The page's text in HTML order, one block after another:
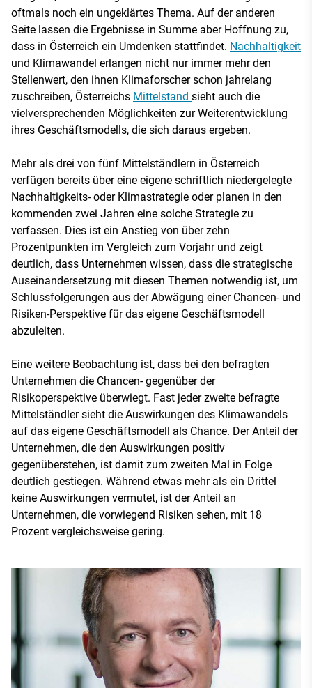
oftmals noch ein ungeklärtes Thema. Auf der anderen
Seite lassen die Ergebnisse in Summe aber Hoffnung zu,
dass in Österreich ein Umdenken stattfindet. Nachhaltigkeit
und Klimawandel erlangen nicht nur immer mehr den
Stellenwert, den ihnen Klimaforscher schon jahrelang
zuschreiben, Österreichs Mittelstand sieht auch die
vielversprechenden Möglichkeiten zur Weiterentwicklung
ihres Geschäftsmodells, die sich daraus ergeben.
Mehr als drei von fünf Mittelständlern in Österreich
verfügen bereits über eine eigene schriftlich niedergelegte
Nachhaltigkeits- oder Klimastrategie oder planen in den
kommenden zwei Jahren eine solche Strategie zu
verfassen. Dies ist ein Anstieg von über zehn
Prozentpunkten im Vergleich zum Vorjahr und zeigt
deutlich, dass Unternehmen wissen, dass die strategische
Auseinandersetzung mit diesen Themen notwendig ist, um
Schlussfolgerungen aus der Abwägung einer Chancen- und
Risiken-Perspektive für das eigene Geschäftsmodell
abzuleiten.
Eine weitere Beobachtung ist, dass bei den befragten
Unternehmen die Chancen- gegenüber der
Risikoperspektive überwiegt. Fast jeder zweite befragte
Mittelständler sieht die Auswirkungen des Klimawandels
auf das eigene Geschäftsmodell als Chance. Der Anteil der
Unternehmen, die den Auswirkungen positiv
gegenüberstehen, ist damit zum zweiten Mal in Folge
deutlich gestiegen. Während etwas mehr als ein Drittel
keine Auswirkungen vermutet, ist der Anteil an
Unternehmen, die vorwiegend Risiken sehen, mit 18
Prozent vergleichsweise gering.